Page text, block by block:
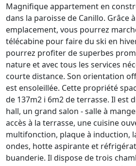
Magnifique appartement en
dans la paroisse de Canillo. Grâce
emplacement, vous pourrez
télécabine pour faire du ski en
pourrez profiter de superbes
nature et avec tous les services
courte distance. Son orientation
est ensoleillée. Cette propriété
de 137m2 i 6m2 de terrasse. Il est
hall, un grand salon - salle à
accès à la terrasse, une cuisine
multifonction, plaque à induction,
ondes, hotte aspirante et
buanderie. Il dispose de trois